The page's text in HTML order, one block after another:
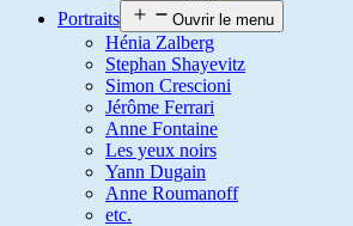
Portraits
Ouvrir le menu
Hénia Zalberg
Stephan Shayevitz
Simon Crescioni
Jérôme Ferrari
Anne Fontaine
Les yeux noirs
Yann Dugain
Anne Roumanoff
etc.